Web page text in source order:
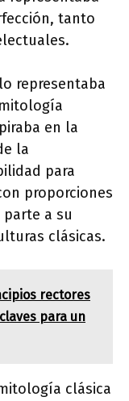
tanto
representaba
en la
la
para
proporciones
a su
clásicas.
rectores
para un
clásica